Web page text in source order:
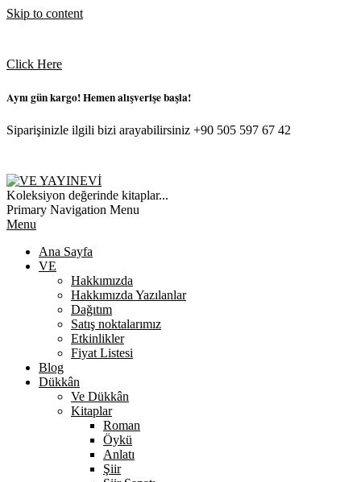
Skip to content
Click Here
Aynı gün kargo! Hemen alışverişe başla!
Siparişinizle ilgili bizi arayabilirsiniz +90 505 597 67 42
VE
YAYINEVI
Koleksiyon değerinde kitaplar...
Primary Navigation Menu
Menu
Ana Sayfa
VE
Hakkımızda
Hakkımızda Yazılanlar
Dağıtım
Satış noktalarımız
Etkinlikler
Fiyat Listesi
Blog
Dükkân
Ve Dükkân
Kitaplar
Roman
Öykü
Anlatı
Şiir